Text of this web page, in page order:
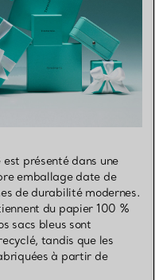
présenté dans une
emballage date de
de durabilité modernes.
du papier 100 %
sacs bleus sont
tandis que les
à partir de